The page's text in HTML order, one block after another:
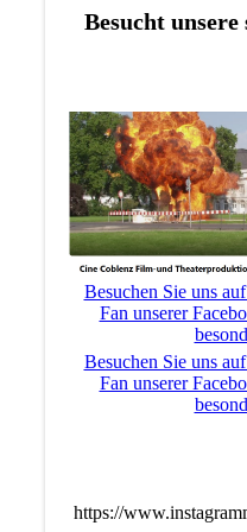
Besucht
Besuchen Sie uns
Fan unserer
Besuchen Sie uns
Fan unserer
https://